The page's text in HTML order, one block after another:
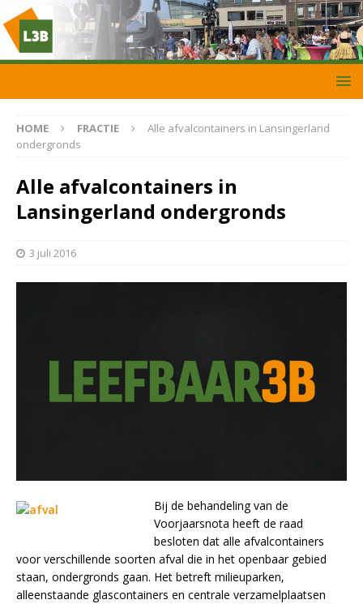
HOME FRACTIE
Alle afvalcontainers in Lansingerland
ondergronds
Alle afvalcontainers in
Lansingerland ondergronds
3 juli 2016
Bij de behandeling van de
Voorjaarsnota heeft de raad
besloten dat alle afvalcontainers
voor verschillende soorten afval die in het openbaar gebied
staan, ondergronds gaan. Het betreft milieuparken,
alleenstaande glascontainers en centrale verzamelplaatsen